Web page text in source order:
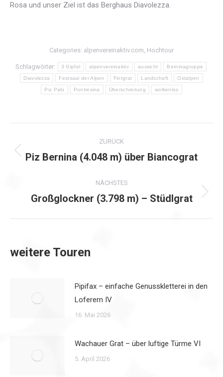
Rosa und unser Ziel ist das Berghaus Diavolezza.
Categories: alpenvereinaktiv.com, Hochtour
Schlagwörter: 3 Gipfel alpenvereinaktiv aussicht Berninagruppe
Diavolezza Festsaal der Alpen Finrgrat Landschaft Ostalpen
Piz Palü Pontresina Überschreitung wolkenlos
Kommentarnavigation
ZURÜCK
Vorheriger
Piz Bernina (4.048 m) über Biancograt
NÄCHSTES
Nächster
Großglockner (3.798 m) – Stüdlgrat
weitere Touren
Pipifax – einfache Genusskletterei in den
Loferern IV
16. Mai 2026
Wachauer Grat – über luftige Türme VI
5. April 2026